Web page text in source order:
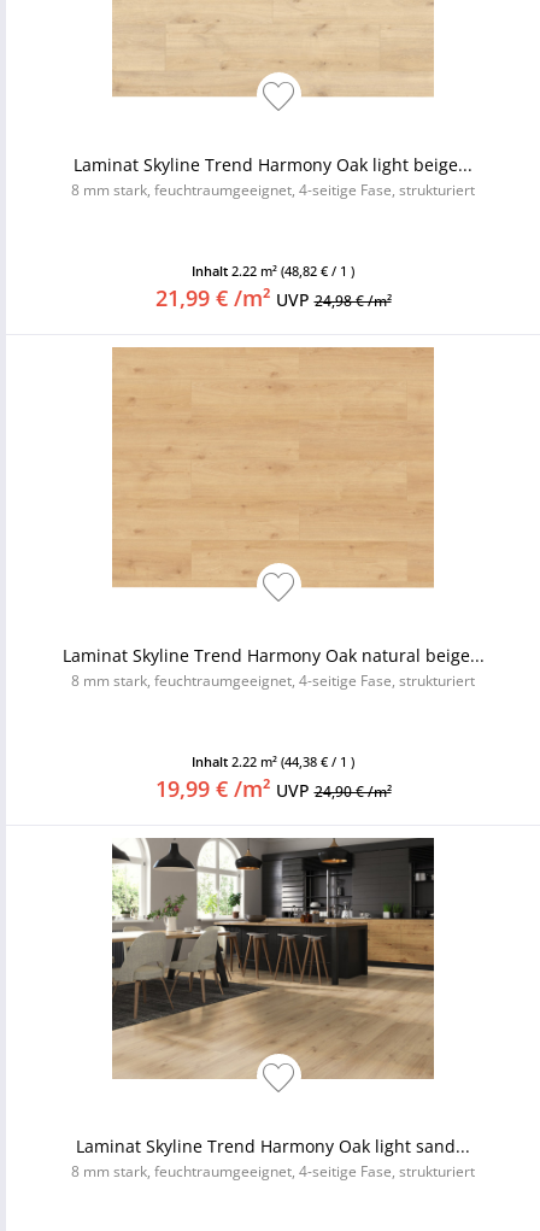
Laminat Skyline Trend Harmony Oak light beige...
8 mm stark, feuchtraumgeeignet, 4-seitige Fase, strukturiert
Inhalt 2.22 m² (48,82 € / 1 )
21,99 € /m² UVP24,98 € /m²
Laminat Skyline Trend Harmony Oak natural beige...
8 mm stark, feuchtraumgeeignet, 4-seitige Fase, strukturiert
Inhalt 2.22 m² (44,38 € / 1 )
19,99 € /m² UVP24,90 € /m²
Laminat Skyline Trend Harmony Oak light sand...
8 mm stark, feuchtraumgeeignet, 4-seitige Fase, strukturiert